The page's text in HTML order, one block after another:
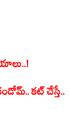
కట్ చేస్తే..